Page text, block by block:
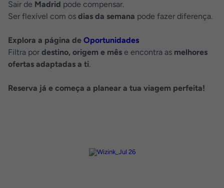
Sair de Madrid pode compensar.
Ser flexível com os dias da semana pode fazer diferença.
Explora a página de Oportunidades
Filtra por destino, origem e mês e encontra as melhores
ofertas adaptadas a ti.
Reserva já e começa a planear a tua viagem perfeita!